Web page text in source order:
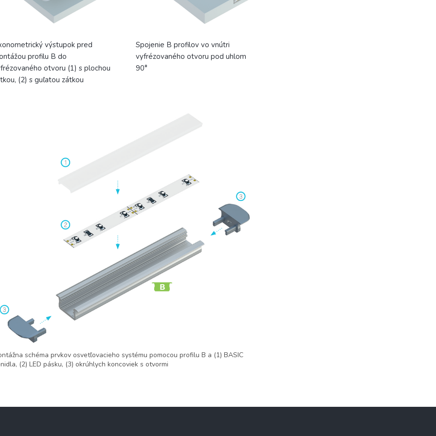
výstupok pred
profilu B do
otvoru (1) s plochou
(2) s guľatou zátkou
Spojenie B profilov vo vnútri
vyfrézovaného otvoru pod uhlom
90°
schéma prvkov osvetľovacieho systému pomocou profilu B a (1) BASIC
(2) LED pásku, (3) okrúhlych koncoviek s otvormi